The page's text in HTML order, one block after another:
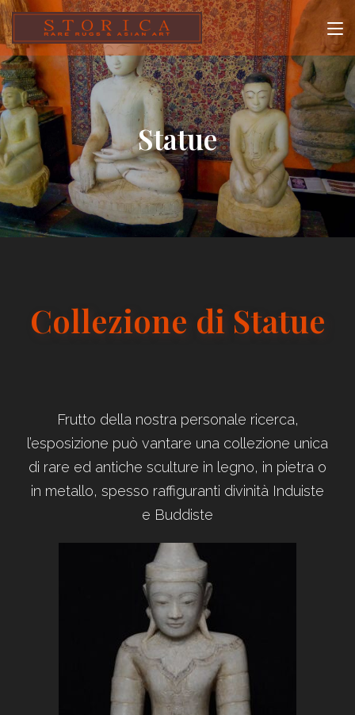
Statue
Collezione di Statue
Frutto della nostra personale ricerca,
l’esposizione può vantare una collezione unica
di rare ed antiche sculture in legno, in pietra o
in metallo, spesso raffiguranti divinità Induiste
e Buddiste